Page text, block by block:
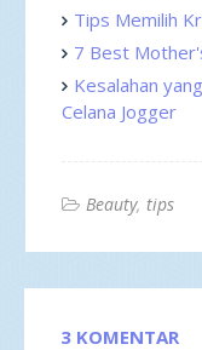
Tips Memilih
7 Best
Kesalahan
Celana Jogger
Beauty tips
3 KOMENTAR